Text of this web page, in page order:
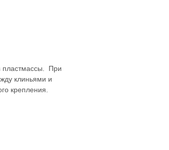
пластмассы. При
клиньями и
крепления.